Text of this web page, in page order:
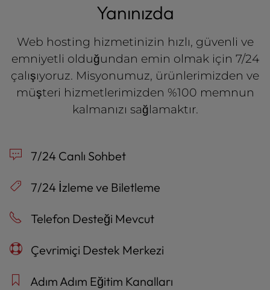
Yanınızda
Web hosting hizmetinizin hızlı, güvenli ve
emniyetli olduğundan emin olmak için 7/24
çalışıyoruz. Misyonumuz, ürünlerimizden ve
müşteri hizmetlerimizden %100 memnun
kalmanızı sağlamaktır.
7/24 Canlı Sohbet
7/24 İzleme ve Biletleme
Telefon Desteği Mevcut
Çevrimiçi Destek Merkezi
Adım Adım Eğitim Kanalları